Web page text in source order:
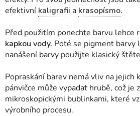
efektivní kaligrafii a krasopísmo.
Před použitím ponechte barvu lehce
kapkou vody. Poté se pigment barvy
nanášení barvy použijte klasický
Popraskání barev nemá vliv na jejich
pánvičce může vypadat hrubě, což je
mikroskopickými bublinkami, které
výrobního procesu.